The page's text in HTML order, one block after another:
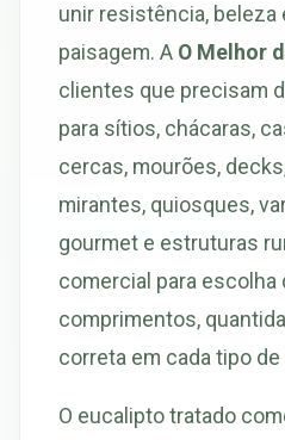
unir resistência, beleza
paisagem. A O Melhor
clientes que precisam
para sítios, chácaras,
cercas, mourões,
mirantes, quiosques,
gourmet e estruturas
comercial para escolha
comprimentos,
correta em cada tipo de
O eucalipto tratado